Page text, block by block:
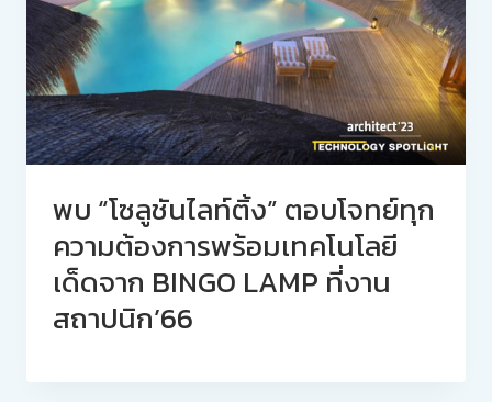
พบ “โซลูชันไลท์ติ้ง” ตอบโจทย์ทุก
ความต้องการพร้อมเทคโนโลยี
เด็ดจาก BINGO LAMP ที่งาน
สถาปนิก’66